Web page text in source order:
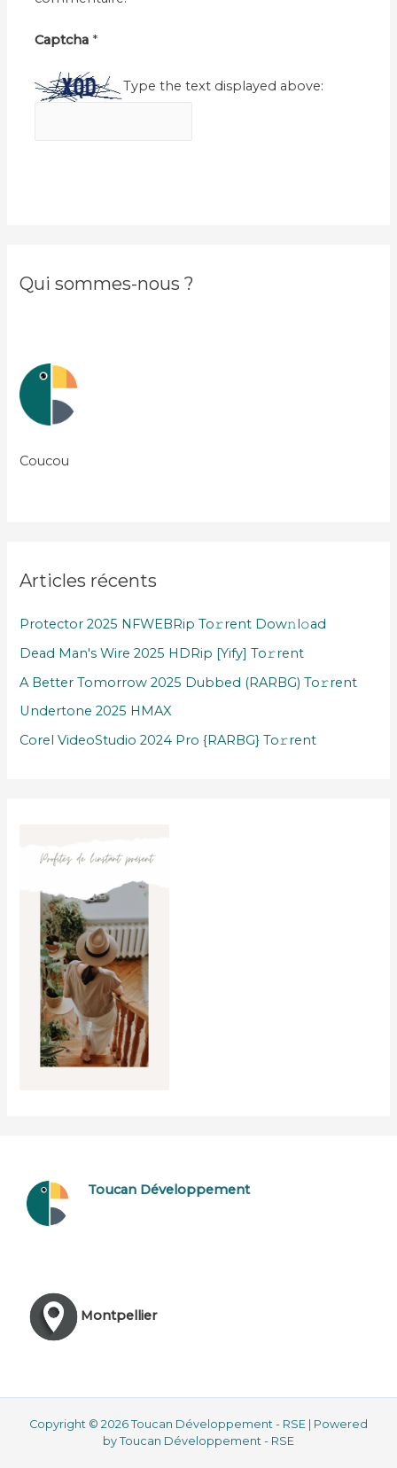
Captcha *
Type the text displayed above:
Qui sommes-nous ?
Coucou
Articles récents
Protector 2025 NFWEBRip To𝚛rent Dow𝚗l𝚘ad
Dead Man's Wire 2025 HDRip [Yify] To𝚛rent
A Better Tomorrow 2025 Dubbed (RARBG) To𝚛rent
Undertone 2025 HMAX
Corel VideoStudio 2024 Pro {RARBG} To𝚛rent
Toucan Développement
Montpellier
Copyright © 2026 Toucan Développement - RSE | Powered
by Toucan Développement - RSE